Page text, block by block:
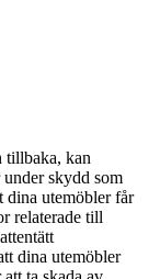
tillbaka, kan
skydd som
dina utemöbler får
relaterade till
dina utemöbler